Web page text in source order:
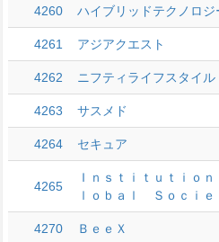
4260 ハイブリッドテクノロジ
4261 アジアクエスト
4262 ニフティライフスタイル
4263 サスメド
4264 セキュア
4265
Ｉｎｓｔｉｔｕｔｉ
ｌｏｂａｌ Ｓｏｃｉｅ
4270 ＢｅｅＸ